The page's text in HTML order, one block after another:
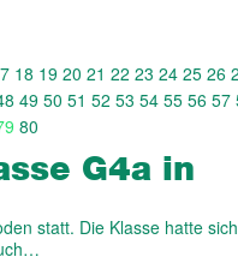
18 19 20 21 22 23 24 25 26
49 50 51 52 53 54 55 56 57
80
G4a in
statt. Die Klasse hatte